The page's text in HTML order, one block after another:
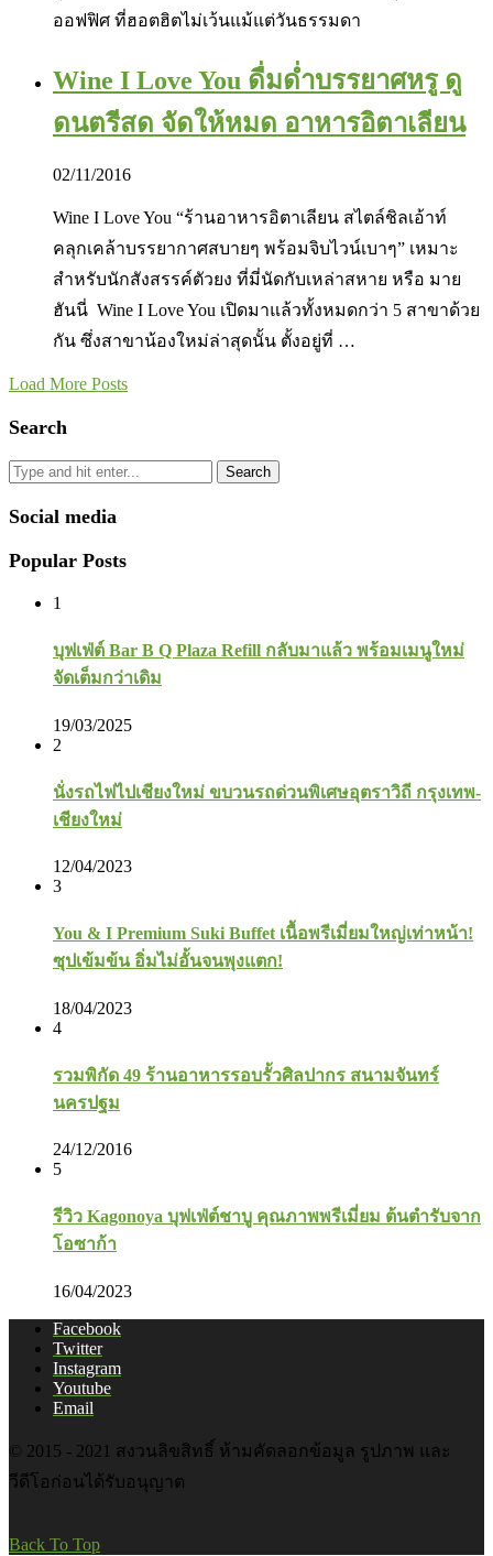
ออฟฟิศ ที่ฮอตฮิตไม่เว้นแม้แต่วันธรรมดา
Wine I Love You ดื่มด่ำบรรยาศหรู ดู
ดนตรีสด จัดให้หมด อาหารอิตาเลียน
02/11/2016
Wine I Love You “ร้านอาหารอิตาเลียน สไตล์ชิลเอ้าท์
คลุกเคล้าบรรยากาศสบายๆ พร้อมจิบไวน์เบาๆ” เหมาะ
สำหรับนักสังสรรค์ตัวยง ที่มี่นัดกับเหล่าสหาย หรือ มาย
ฮันนี่ Wine I Love You เปิดมาแล้วทั้งหมดกว่า 5 สาขาด้วย
กัน ซึ่งสาขาน้องใหม่ล่าสุดนั้น ตั้งอยู่ที่ …
Load More Posts
Search
Search
Social media
Popular Posts
1
บุฟเฟ่ต์ Bar B Q Plaza Refill กลับมาแล้ว พร้อมเมนูใหม่
จัดเต็มกว่าเดิม
19/03/2025
2
นั่งรถไฟไปเชียงใหม่ ขบวนรถด่วนพิเศษอุตราวิถี กรุงเทพ-
เชียงใหม่
12/04/2023
3
You & I Premium Suki Buffet เนื้อพรีเมี่ยมใหญ่เท่าหน้า!
ซุปเข้มข้น อิ่มไม่อั้นจนพุงแตก!
18/04/2023
4
รวมพิกัด 49 ร้านอาหารรอบรั้วศิลปากร สนามจันทร์
นครปฐม
24/12/2016
5
รีวิว Kagonoya บุฟเฟ่ต์ชาบู คุณภาพพรีเมี่ยม ต้นตำรับจาก
โอซาก้า
16/04/2023
Facebook
Twitter
Instagram
Youtube
Email
© 2015 - 2021 สงวนลิขสิทธิ์ ห้ามคัดลอกข้อมูล รูปภาพ และ
วีดีโอก่อนได้รับอนุญาต
Back To Top